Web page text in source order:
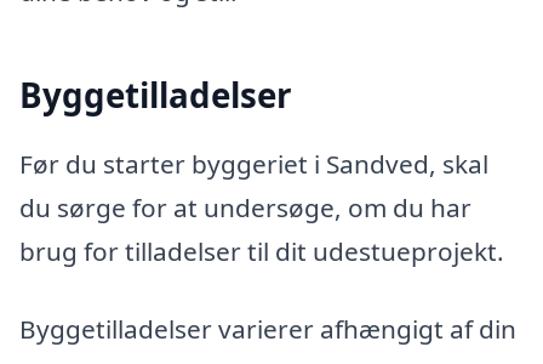
Byggetilladelser
Før du starter byggeriet i Sandved, skal
du sørge for at undersøge, om du har
brug for tilladelser til dit udestueprojekt.
Byggetilladelser varierer afhængigt af din